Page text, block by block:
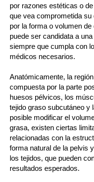
por razones estéticas o
que vea comprometida su
por la forma o volumen
puede ser candidata a
siempre que cumpla con
médicos necesarios.
Anatómicamente, la
compuesta por la parte
huesos pélvicos, los
tejido graso subcutáneo y
posible modificar el
grasa, existen ciertas
relacionadas con la
forma natural de la pelvis
los tejidos, que pueden
resultados esperados.